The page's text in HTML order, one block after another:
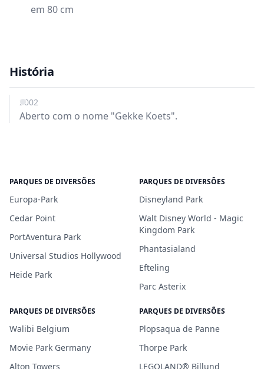
em 80 cm
História
2002
Aberto com o nome "Gekke Koets".
PARQUES DE DIVERSÕES
Europa-Park
Cedar Point
PortAventura Park
Universal Studios Hollywood
Heide Park
PARQUES DE DIVERSÕES
Disneyland Park
Walt Disney World - Magic
Kingdom Park
Phantasialand
Efteling
Parc Asterix
PARQUES DE DIVERSÕES
Walibi Belgium
Movie Park Germany
Alton Towers
PARQUES DE DIVERSÕES
Plopsaqua de Panne
Thorpe Park
LEGOLAND® Billund